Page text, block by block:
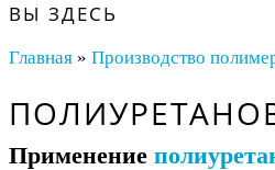
ВЫ ЗДЕСЬ
Главная» Производство
Применение